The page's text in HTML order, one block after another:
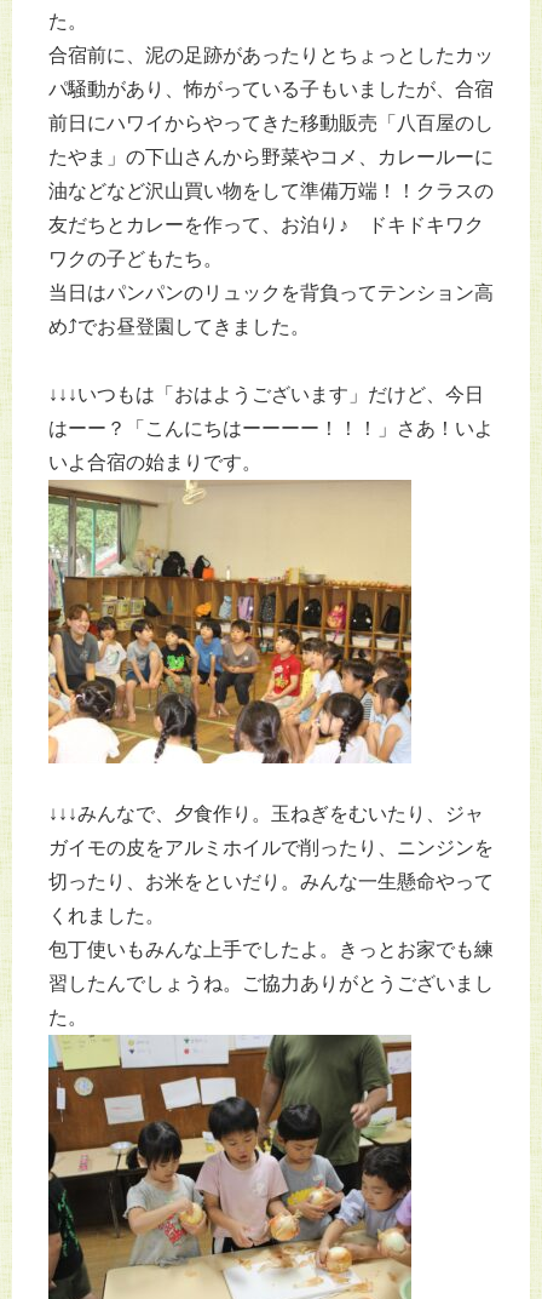
た。
合宿前に、泥の足跡があったりとちょっとしたカッ
パ騒動があり、怖がっている子もいましたが、合宿
前日にハワイからやってきた移動販売「八百屋のし
たやま」の下山さんから野菜やコメ、カレールーに
油などなど沢山買い物をして準備万端！！クラスの
友だちとカレーを作って、お泊り♪ ドキドキワク
ワクの子どもたち。
当日はパンパンのリュックを背負ってテンション高
め⤴でお昼登園してきました。
↓↓↓いつもは「おはようございます」だけど、今日
はーー？「こんにちはーーーー！！！」さあ！いよ
いよ合宿の始まりです。
↓↓↓みんなで、夕食作り。玉ねぎをむいたり、ジャ
ガイモの皮をアルミホイルで削ったり、ニンジンを
切ったり、お米をといだり。みんな一生懸命やって
くれました。
包丁使いもみんな上手でしたよ。きっとお家でも練
習したんでしょうね。ご協力ありがとうございまし
た。